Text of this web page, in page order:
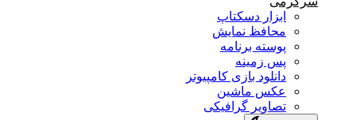
ابزار دسکتاپ
محافظ نمایش
پوسته برنامه
پس زمینه
دانلود بازی کامپیوتر
عکس ماشین
تصاویر گرافیکی